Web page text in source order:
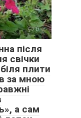
0
після
свічки
плити
за мною
а сам